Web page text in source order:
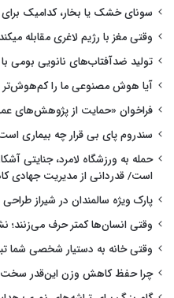
سونای خشک یا بخار، کدامیک
وقتی مغز با رژیم لاغری مقابله
تولید ضدآفتاب‌های نانویی بومی با
آیا هوش مصنوعی ما را کم‌هوش‌تر
فراخوان «حمایت از پژوهش‌های
سندروم پای بی قرار چه بیماری
حمله به ورزشگاه لامرد، جنایتی
است/ قدردانی از مدیریت جهادی
پارک ویژه سالمندان در شیراز
وقتی انسان‌ها کمتر حرف می‌زنند؛
وقتی خانه به دستیار شخصی شما
چرا حفظ کاهش وزن این‌قدر